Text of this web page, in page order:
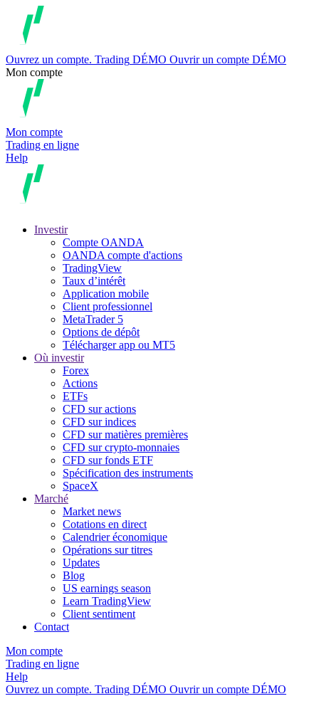
Ouvrez un compte. Trading DÉMO Ouvrir un compte DÉMO
Mon compte
Mon compte
Trading en ligne
Help
Investir
Compte OANDA
OANDA compte d'actions
TradingView
Taux d’intérêt
Application mobile
Client professionnel
MetaTrader 5
Options de dépôt
Télécharger app ou MT5
Où investir
Forex
Actions
ETFs
CFD sur actions
CFD sur indices
CFD sur matières premières
CFD sur crypto-monnaies
CFD sur fonds ETF
Spécification des instruments
SpaceX
Marché
Market news
Cotations en direct
Calendrier économique
Opérations sur titres
Updates
Blog
US earnings season
Learn TradingView
Client sentiment
Contact
Mon compte
Trading en ligne
Help
Ouvrez un compte. Trading DÉMO Ouvrir un compte DÉMO